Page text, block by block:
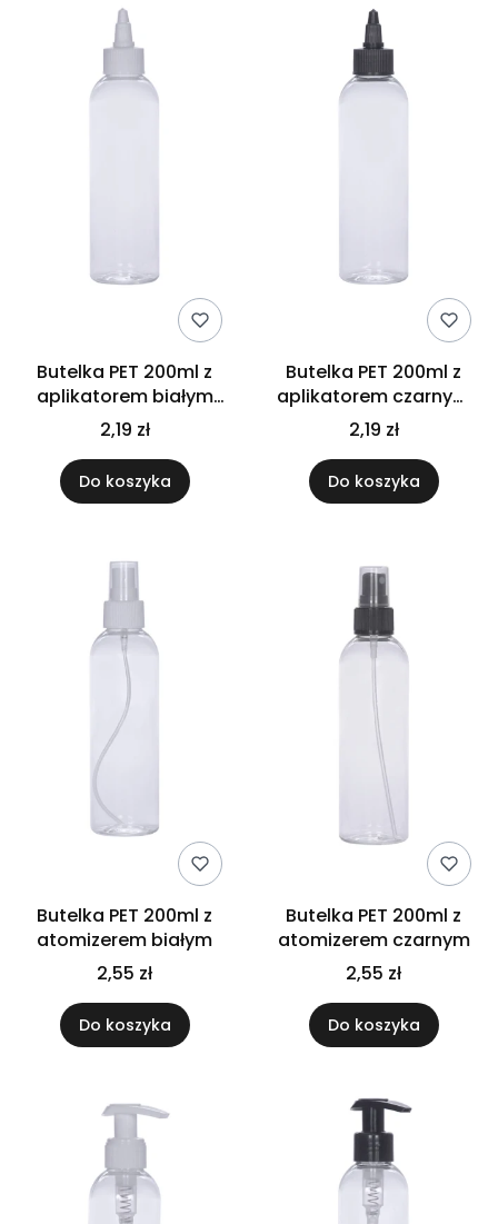
Butelka PET 200ml z
aplikatorem białym
buteleczka
2,19 zł
Do koszyka
Butelka PET 200ml z
aplikatorem czarnym
buteleczka
2,19 zł
Do koszyka
Butelka PET 200ml z
atomizerem białym
2,55 zł
Do koszyka
Butelka PET 200ml z
atomizerem czarnym
2,55 zł
Do koszyka